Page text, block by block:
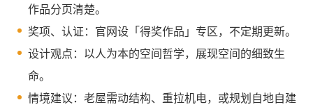
作品分页清楚。
奖项、认证：官网设「得奖作品」专区，不定期更新。
设计观点：以人为本的空间哲学，展现空间的细致生
命。
情境建议：老屋需动结构、重拉机电，或规划自地自建